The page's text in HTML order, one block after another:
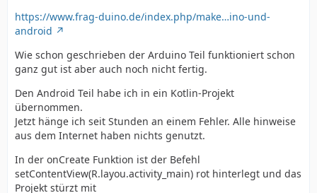
https://www.frag-duino.de/index.php/make…ino-und-
android
Wie schon geschrieben der Arduino Teil funktioniert schon
ganz gut ist aber auch noch nicht fertig.
Den Android Teil habe ich in ein Kotlin-Projekt
übernommen.
Jetzt hänge ich seit Stunden an einem Fehler. Alle hinweise
aus dem Internet haben nichts genutzt.
In der onCreate Funktion ist der Befehl
setContentView(R.layou.activity_main) rot hinterlegt und das
Projekt stürzt mit